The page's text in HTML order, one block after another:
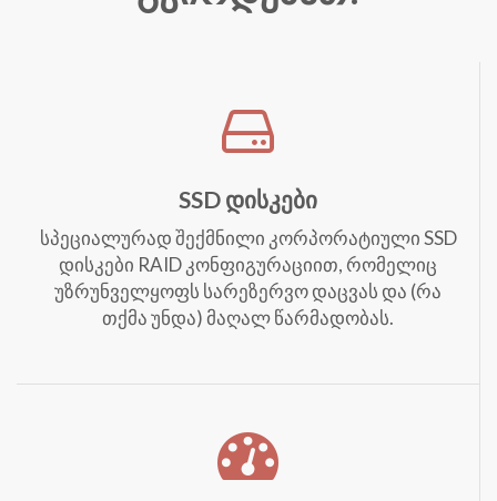
SSD დისკები
სპეციალურად შექმნილი კორპორატიული SSD
დისკები RAID კონფიგურაციით, რომელიც
უზრუნველყოფს სარეზერვო დაცვას და (რა
თქმა უნდა) მაღალ წარმადობას.